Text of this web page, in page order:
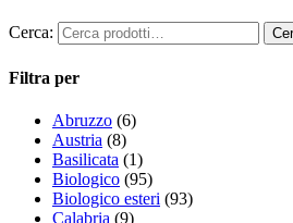
Cerca:
Filtra per
Abruzzo (6)
Austria (8)
Basilicata (1)
Biologico (95)
Biologico esteri (93)
Calabria (9)